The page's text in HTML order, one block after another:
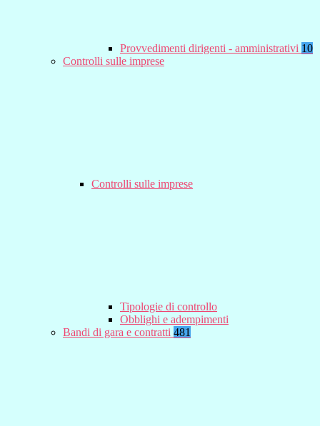
Provvedimenti dirigenti - amministrativi 10
Controlli sulle imprese
Controlli sulle imprese
Tipologie di controllo
Obblighi e adempimenti
Bandi di gara e contratti 481